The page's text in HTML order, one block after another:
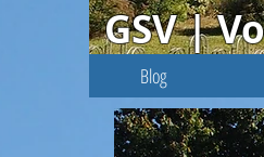
Blog
GSV |